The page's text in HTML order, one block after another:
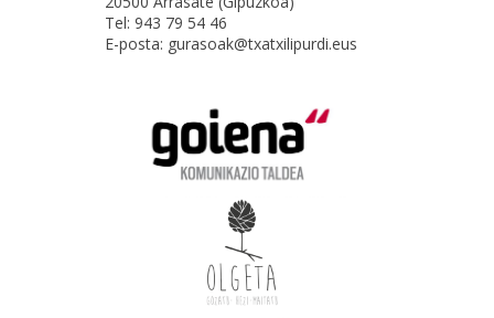
Tel: 943 79 54 46
E-posta: gurasoak@txatxilipurdi.eus